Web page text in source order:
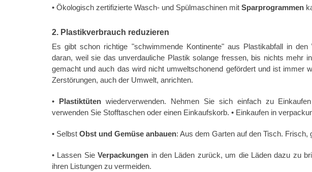
• Ökologisch zertifizierte Wasch- und Spülmaschinen mit Sparprogrammen
2. Plastikverbrauch reduzieren
Es gibt schon richtige "schwimmende Kontinente" aus Plastikabfall in
daran, weil sie das unverdauliche Plastik solange fressen, bis nichts mehr
gemacht und auch das wird nicht umweltschonend gefördert und ist immer
Zerstörungen, auch der Umwelt, anrichten.
• Plastiktütenwiederverwenden. Nehmen Sie sich einfach zu
verwenden Sie Stofftaschen oder einen Einkaufskorb. • Einkaufen in
• Selbst Obst und Gemüse anbauen: Aus dem Garten auf den Tisch.
• Lassen SieVerpackungen in den Läden zurück, um die Läden dazu zu
ihren Listungen zu vermeiden.